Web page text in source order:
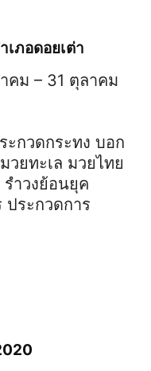
เภอดอยเต่า
คม – 31 ตุลาคม
กวดกระทง บอก
ยทะเล มวยไทย
ำวงย้อนยุค
ประกวดการ